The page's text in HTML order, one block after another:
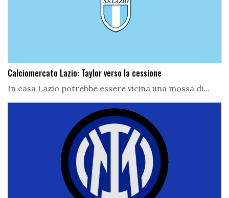
Calciomercato Lazio: Taylor verso la cessione
In casa Lazio potrebbe essere vicina una mossa di...